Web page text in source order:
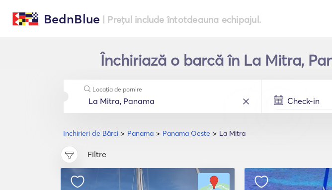
BednBlue | Prețul include întotdeauna echipajul.
Închiriază o barcă în La Mitra,
Inchirieri de Bărci Panama Panama Oeste La Mitra
Locația de pornire
Filtre